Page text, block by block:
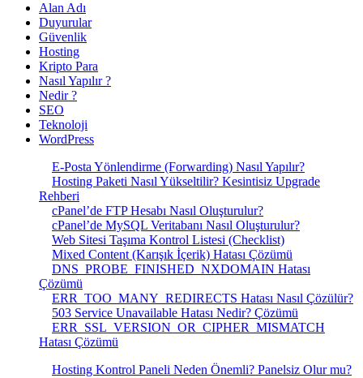
Alan Adı
Duyurular
Güvenlik
Hosting
Kripto Para
Nasıl Yapılır ?
Nedir ?
SEO
Teknoloji
WordPress
E-Posta Yönlendirme (Forwarding) Nasıl Yapılır?
Hosting Paketi Nasıl Yükseltilir? Kesintisiz Upgrade
Rehberi
cPanel’de FTP Hesabı Nasıl Oluşturulur?
cPanel’de MySQL Veritabanı Nasıl Oluşturulur?
Web Sitesi Taşıma Kontrol Listesi (Checklist)
Mixed Content (Karışık İçerik) Hatası Çözümü
DNS_PROBE_FINISHED_NXDOMAIN Hatası
Çözümü
ERR_TOO_MANY_REDIRECTS Hatası Nasıl Çözülür?
503 Service Unavailable Hatası Nedir? Çözümü
ERR_SSL_VERSION_OR_CIPHER_MISMATCH
Hatası Çözümü
Hosting Kontrol Paneli Neden Önemli? Panelsiz Olur mu?